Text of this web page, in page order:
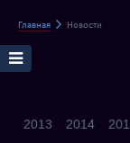
Главная Новости
2013 2014